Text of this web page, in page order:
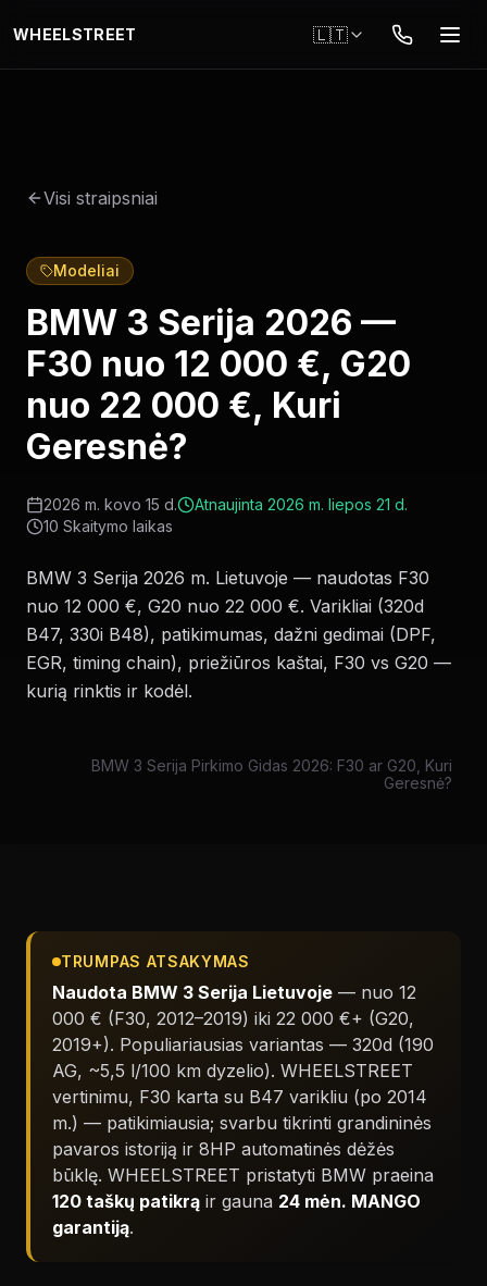
WHEELSTREET 🇱🇹
Visi straipsniai
Modeliai
BMW 3 Serija 2026 —
F30 nuo 12 000 €, G20
nuo 22 000 €, Kuri
Geresnė?
2026 m. kovo 15 d. Atnaujinta 2026 m. liepos 21 d.
10 Skaitymo laikas
BMW 3 Serija 2026 m. Lietuvoje — naudotas F30
nuo 12 000 €, G20 nuo 22 000 €. Varikliai (320d
B47, 330i B48), patikimumas, dažni gedimai (DPF,
EGR, timing chain), priežiūros kaštai, F30 vs G20 —
kurią rinktis ir kodėl.
BMW 3 Serija Pirkimo Gidas 2026: F30 ar G20, Kuri
Geresnė?
TRUMPAS ATSAKYMAS
Naudota BMW 3 Serija Lietuvoje — nuo 12
000 € (F30, 2012–2019) iki 22 000 €+ (G20,
2019+). Populiariausias variantas — 320d (190
AG, ~5,5 l/100 km dyzelio). WHEELSTREET
vertinimu, F30 karta su B47 varikliu (po 2014
m.) — patikimiausia; svarbu tikrinti grandininės
pavaros istoriją ir 8HP automatinės dėžės
būklę. WHEELSTREET pristatyti BMW praeina
120 taškų patikrą ir gauna 24 mėn. MANGO
garantiją.